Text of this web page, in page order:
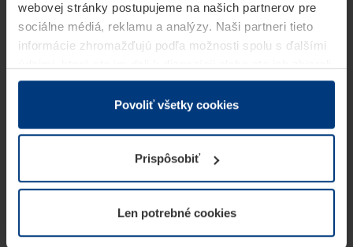
webovej stránky postupujeme na našich partnerov pre
sociálne médiá, reklamu a analýzy. Naši partneri tieto
informácie zhromažďujú podľa možnosti spolu s ďalšími
v rámci Vášho využívania služieb.
Z právneho hľadiska môžeme cookies ukladať na Vašom
prevádzku tejto stránky. Pre všetky ostatné typy cookie
potrebujeme Vaše povolenie. Vaše povolenie môžete
kedykoľvek zmeniť alebo odvolať vo vysvetlení cookie
našej webovej stránky.
Povoliť všetky cookies
Prispôsobiť
Len potrebné cookies